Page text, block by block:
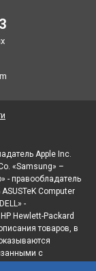
Apple Inc.
«Samsung» –
- правообладатель
Computer
-
Hewlett-Packard
товаров, в
с